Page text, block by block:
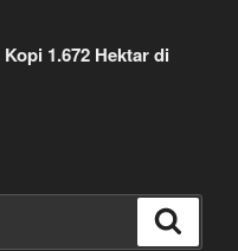
1.672 Hektar di